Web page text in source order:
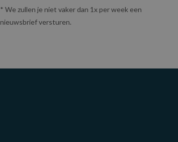
* We zullen je niet vaker dan 1x per week een
nieuwsbrief versturen.